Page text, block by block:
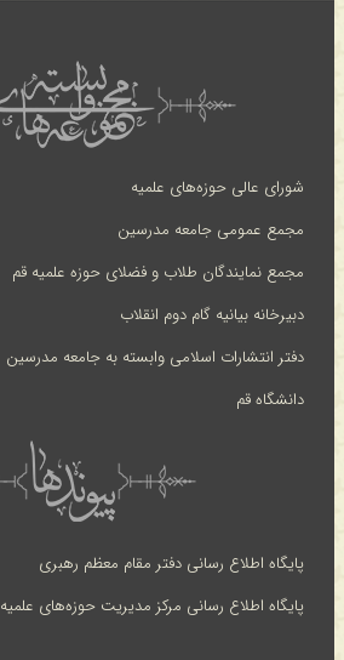
شورای عالی حوزه‌های علمیه
مجمع عمومی جامعه مدرسین
مجمع نمایندگان طلاب و فضلای حوزه علمیه قم
دبیرخانه بیانیه گام دوم انقلاب
دفتر انتشارات اسلامی وابسته به جامعه مدرسین
دانشگاه قم
پایگاه اطلاع رسانی دفتر مقام معظم رهبری
پایگاه اطلاع رسانی مرکز مدیریت حوزه‌های علمیه